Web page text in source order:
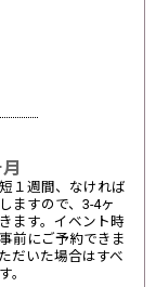
１週間、なければ
ますので、3-4ヶ
ます。イベント時
前にご予約できま
だいた場合はすべ
。